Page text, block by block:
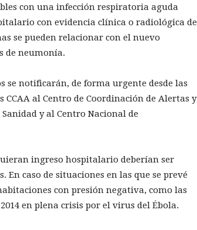
con una infección respiratoria aguda
con evidencia clínica o radiológica de
se pueden relacionar con el nuevo
de neumonía.
se notificarán, de forma urgente desde las
al Centro de Coordinación de Alertas y
y al Centro Nacional de
ingreso hospitalario deberían ser
caso de situaciones en las que se prevé
con presión negativa, como las
en plena crisis por el virus del Ébola.